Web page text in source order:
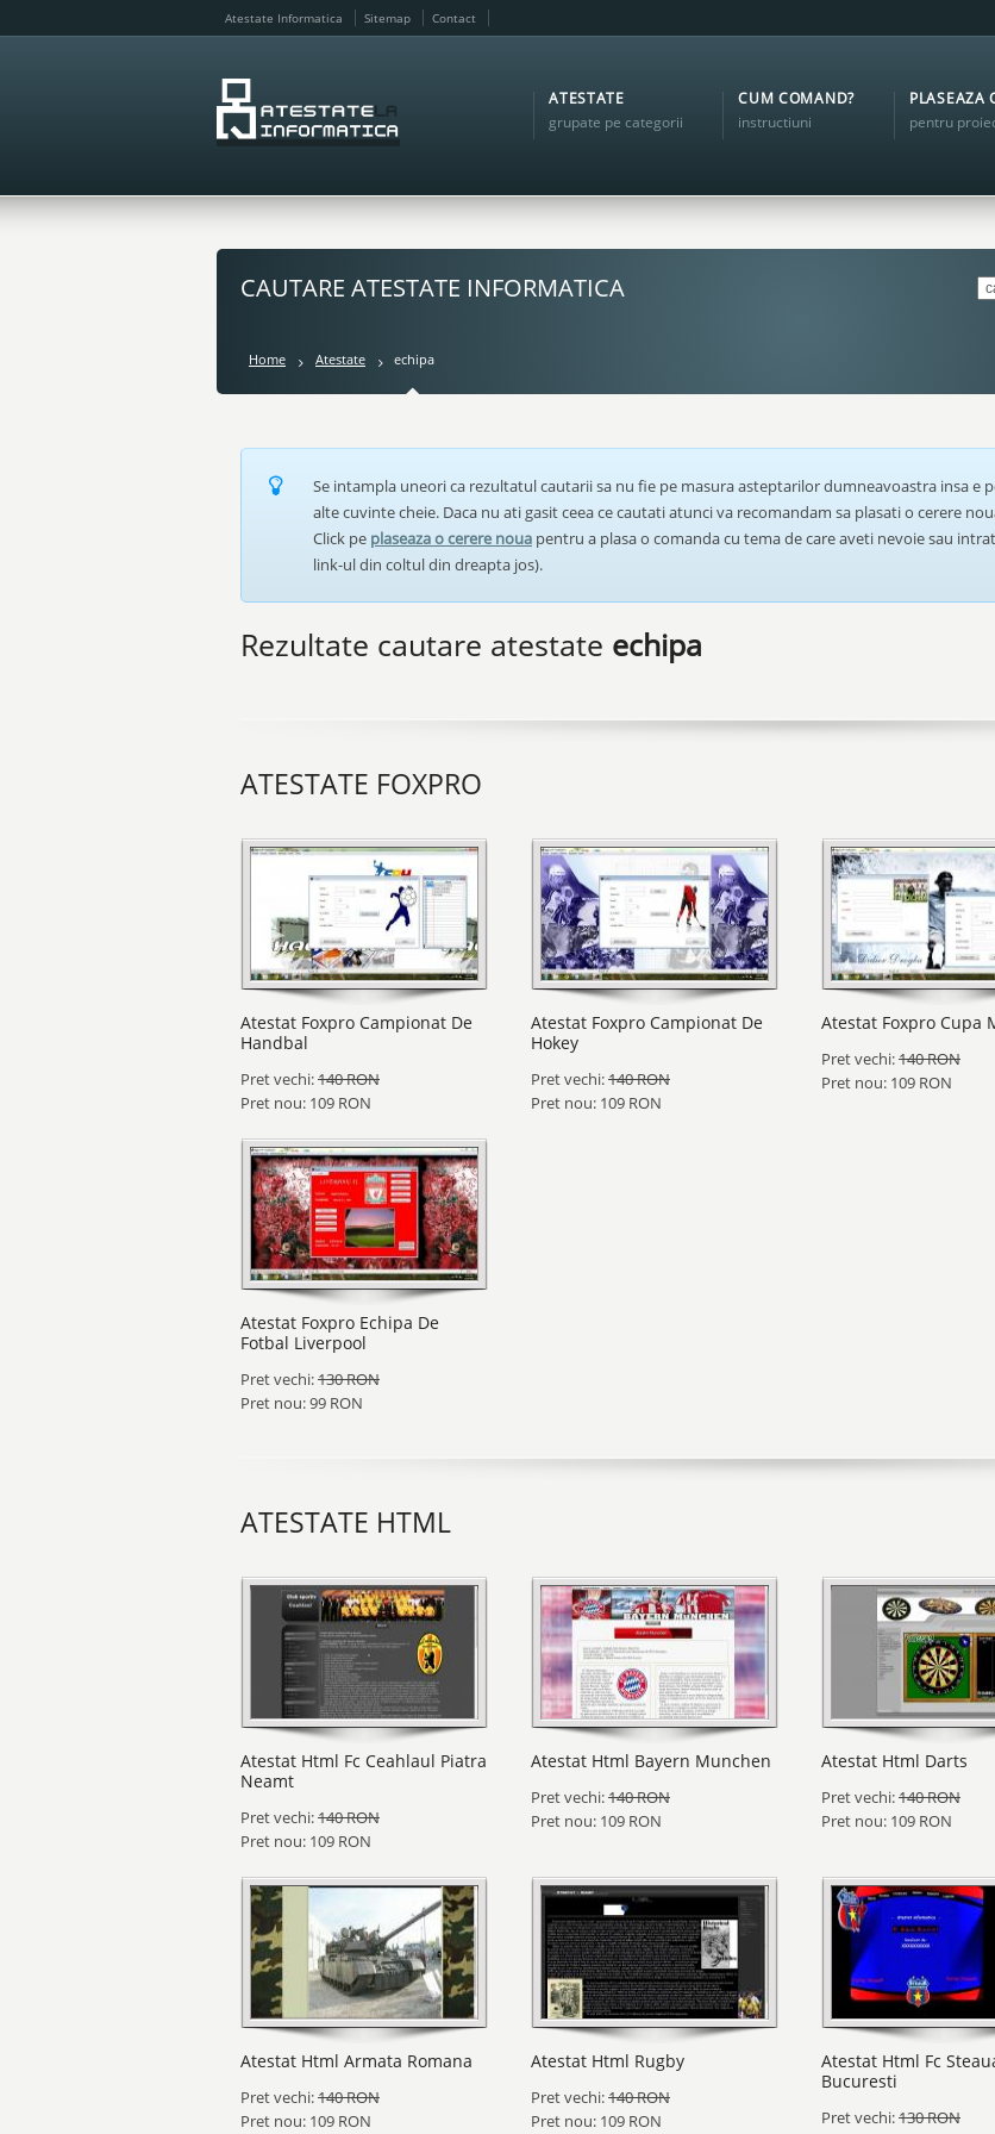
Atestate Informatica Sitemap Contact
ATESTATE
grupate pe categorii
CUM COMAND?
instructiuni
PLASEAZA
pentru
CAUTARE ATESTATE INFORMATICA
Home Atestate echipa
Se intampla uneori ca rezultatul cautarii sa nu fie pe masura asteptarilor dumneavoastra insa e
alte cuvinte cheie. Daca nu ati gasit ceea ce cautati atunci va recomandam sa plasati o cerere
Click pe plaseaza o cerere noua pentru a plasa o comanda cu tema de care aveti nevoie sau
link-ul din coltul din dreapta jos).
Rezultate cautare atestate echipa
ATESTATE FOXPRO
Atestat Foxpro Campionat De
Handbal
Pret vechi:140 RON
Pret nou: 109 RON
Atestat Foxpro Campionat De
Hokey
Pret vechi:140 RON
Pret nou: 109 RON
Atestat Foxpro Cupa
Pret vechi:140 RON
Pret nou: 109 RON
Atestat Foxpro Echipa De
Fotbal Liverpool
Pret vechi:130 RON
Pret nou: 99 RON
ATESTATE HTML
Atestat Html Fc Ceahlaul Piatra
Neamt
Pret vechi:140 RON
Pret nou: 109 RON
Atestat Html Bayern Munchen
Pret vechi:140 RON
Pret nou: 109 RON
Atestat Html Darts
Pret vechi:140 RON
Pret nou: 109 RON
Atestat Html Armata Romana
Pret vechi:140 RON
Pret nou: 109 RON
Atestat Html Rugby
Pret vechi:140 RON
Pret nou: 109 RON
Atestat Html Fc
Bucuresti
Pret vechi:130 RON